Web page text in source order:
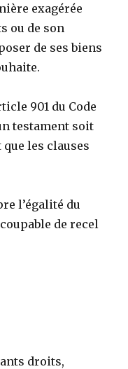
exagérée
ou de son
de ses biens
901 du Code
testament soit
les clauses
l’égalité du
de recel
droits,